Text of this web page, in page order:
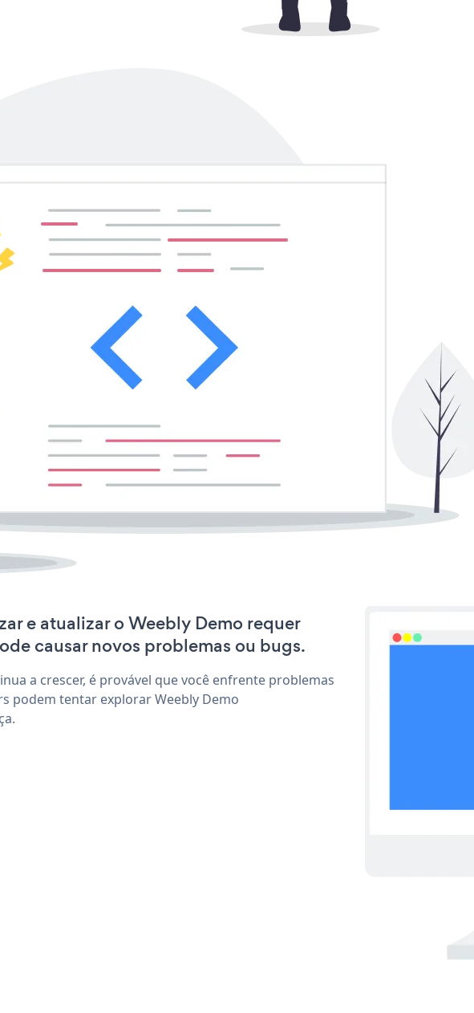
e atualizar o Weebly Demo requer
causar novos problemas ou bugs.
a crescer, é provável que você enfrente problemas
podem tentar explorar Weebly Demo